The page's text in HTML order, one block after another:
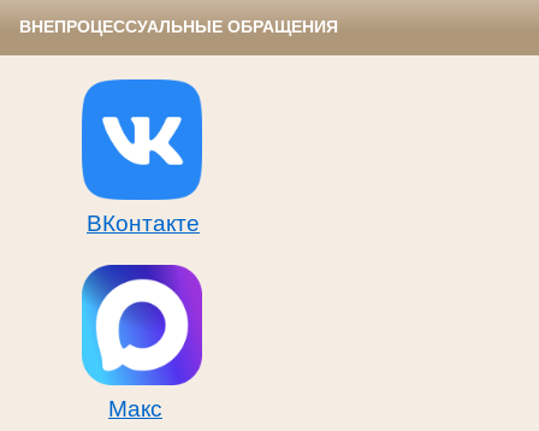
ВНЕПРОЦЕССУАЛЬНЫЕ ОБРАЩЕНИЯ
ВКонтакте
Макс